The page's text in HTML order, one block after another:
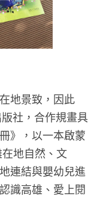
地景致，因此
社，合作規畫具
》，以一本啟蒙
地自然、文
連結與嬰幼兒進
識高雄、愛上閱